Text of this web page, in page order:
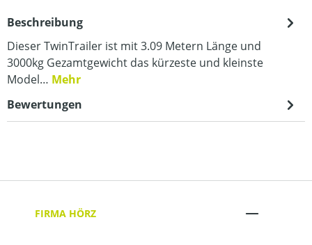
Beschreibung
Dieser TwinTrailer ist mit 3.09 Metern Länge und
3000kg Gezamtgewicht das kürzeste und kleinste
Model… Mehr
Bewertungen
FIRMA HÖRZ